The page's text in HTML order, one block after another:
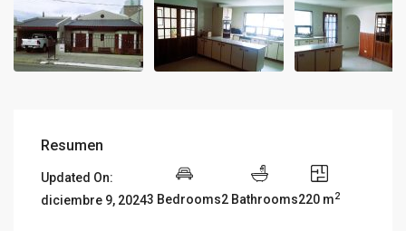
Resumen
Updated On:
diciembre 9, 20243 Bedrooms2 Bathrooms220 m2